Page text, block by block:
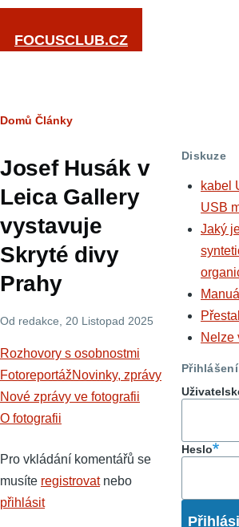
Přejít k hlavnímu obsahu
FOCUSCLUB.CZ
Drobečková
Domů Články
Josef Husák v
Leica Gallery
vystavuje
Skryté divy
Prahy
Od redakce , 20 Listopad 2025
Rozhovory s osobnostmi
FotoreportážNovinky, zprávy
Nové zprávy ve fotografii
O fotografii
Pro vkládání komentářů se
musíte registrovatnebo
přihlásit
Diskuze
kabel
USB
Jaký
Nelze
Přihlášení
Heslo